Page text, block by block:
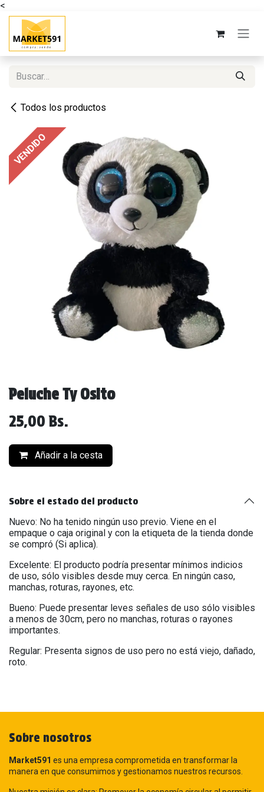
<
Ir al contenido
Todos los productos
VENDIDO
Peluche Ty Osito
25,00 Bs.
Añadir a la cesta
Sobre el estado del producto
Nuevo: No ha tenido ningún uso previo. Viene en el
empaque o caja original y con la etiqueta de la tienda donde
se compró (Si aplica).
Excelente: El producto podría presentar mínimos indicios
de uso, sólo visibles desde muy cerca. En ningún caso,
manchas, roturas, rayones, etc.
Bueno: Puede presentar leves señales de uso sólo visibles
a menos de 30cm, pero no manchas, roturas o rayones
importantes.
Regular: Presenta signos de uso pero no está viejo, dañado,
roto.
Sobre nosotros
Market591 es una empresa comprometida en transformar la
manera en que consumimos y gestionamos nuestros recursos.